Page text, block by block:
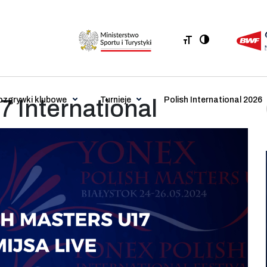
klubowe Turnieje Polish International 2026
International